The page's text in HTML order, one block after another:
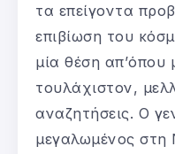
τα επείγοντα
επιβίωση του
μία θέση απ’όπου
τουλάχιστον,
αναζητήσεις. Ο
μεγαλωμένος στη